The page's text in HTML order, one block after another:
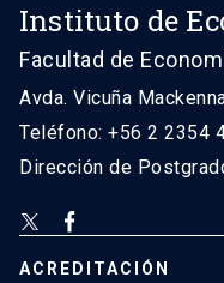
Instituto de
Facultad de
Avda. Vicuña
Teléfono: +56 2 2354
Dirección de
ACREDITACIÓN